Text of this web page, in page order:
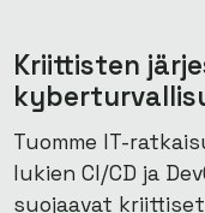
Kriittisten
Tuomme IT-
lukien CI/CD ja
suojaavat